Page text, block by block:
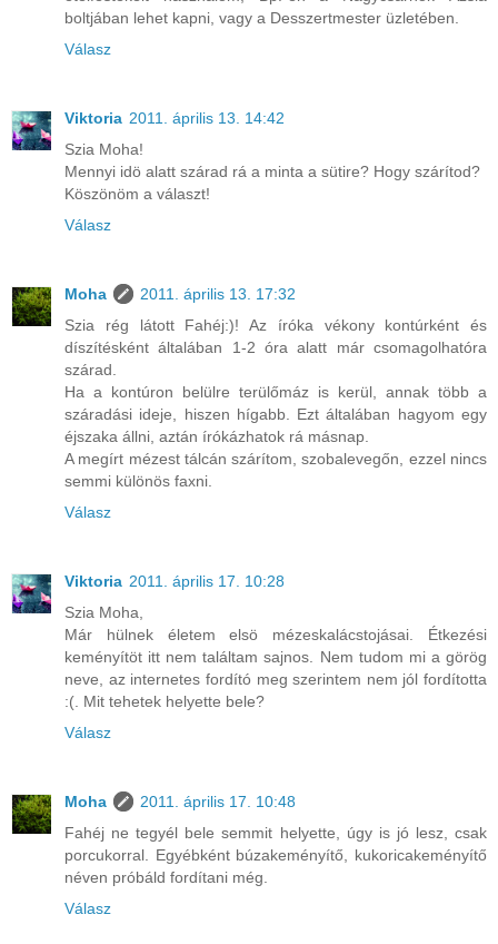
boltjában lehet kapni, vagy a Desszertmester üzletében.
Válasz
Viktoria 2011. április 13. 14:42
Szia Moha!
Mennyi idö alatt szárad rá a minta a sütire? Hogy szárítod?
Köszönöm a választ!
Válasz
Moha
2011. április 13. 17:32
Szia rég látott Fahéj:)! Az íróka vékony kontúrként és
díszítésként általában 1-2 óra alatt már csomagolhatóra
szárad.
Ha a kontúron belülre terülőmáz is kerül, annak több a
száradási ideje, hiszen hígabb. Ezt általában hagyom egy
éjszaka állni, aztán írókázhatok rá másnap.
A megírt mézest tálcán szárítom, szobalevegőn, ezzel nincs
semmi különös faxni.
Válasz
Viktoria 2011. április 17. 10:28
Szia Moha,
Már hülnek életem elsö mézeskalácstojásai. Étkezési
keményítöt itt nem találtam sajnos. Nem tudom mi a görög
neve, az internetes fordító meg szerintem nem jól fordította
:(. Mit tehetek helyette bele?
Válasz
Moha
2011. április 17. 10:48
Fahéj ne tegyél bele semmit helyette, úgy is jó lesz, csak
porcukorral. Egyébként búzakeményítő, kukoricakeményítő
néven próbáld fordítani még.
Válasz